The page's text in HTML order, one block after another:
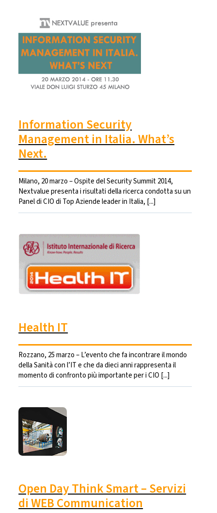
Information Security
Management in Italia. What’s
Next.
Milano, 20 marzo – Ospite del Security Summit 2014,
Nextvalue presenta i risultati della ricerca condotta su un
Panel di CIO di Top Aziende leader in Italia, [...]
Health IT
Rozzano, 25 marzo – L’evento che fa incontrare il mondo
della Sanità con l’IT e che da dieci anni rappresenta il
momento di confronto più importante per i CIO [...]
Open Day Think Smart – Servizi
di WEB Communication